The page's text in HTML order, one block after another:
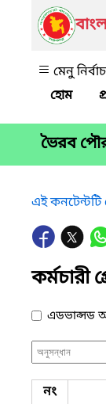
মেনু
ভৈরব
এই
কর্মচারী
এডভান্সড
নং